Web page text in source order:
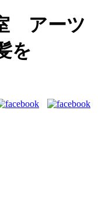
アーツ
を